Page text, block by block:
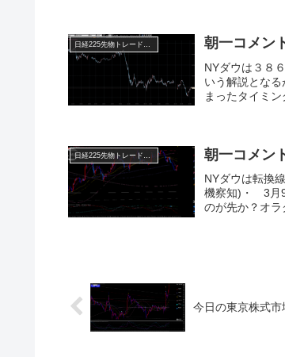
朝一コメン
NYダウは３８
いう解説とな
まったタイミ
日経225先物トレード倶楽部 朝一コメン
NYダウは転換
機察知)・ 3月
のが先か？オラ
今日の東京株式市